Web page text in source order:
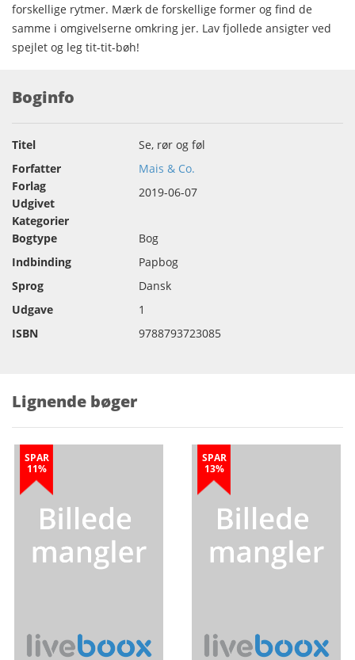
forskellige rytmer. Mærk de forskellige former og find de
samme i omgivelserne omkring jer. Lav fjollede ansigter ved
spejlet og leg tit-tit-bøh!
Boginfo
Titel
Se, rør og føl
Forfatter
Forlag
Mais & Co.
Udgivet
2019-06-07
Kategorier
Bogtype
Bog
Indbinding
Papbog
Sprog
Dansk
Udgave
1
ISBN
9788793723085
Lignende bøger
SPAR
11%
SPAR
13%